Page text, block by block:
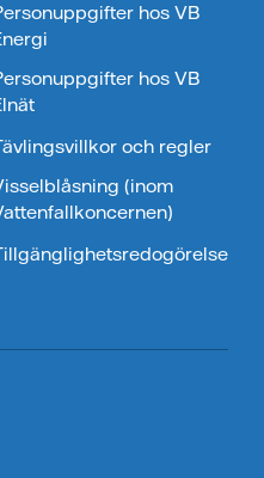
hos VB
hos VB
och regler
(inom
flik)i ny flik)
(öppnas i ny flik)